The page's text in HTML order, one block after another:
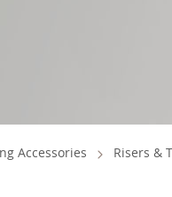
Accessories Risers &